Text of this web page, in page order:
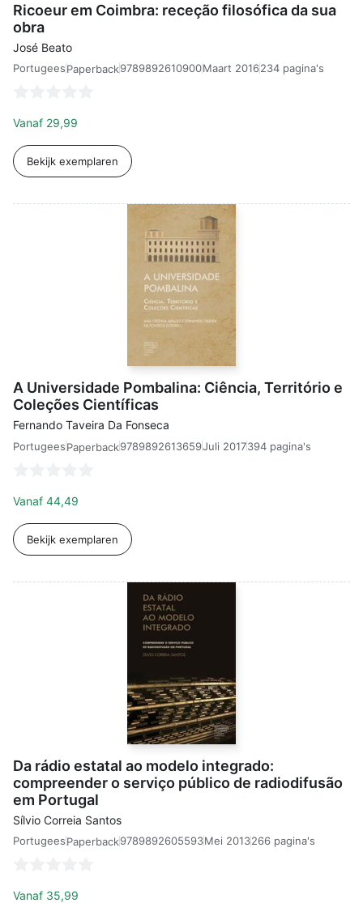
Ricoeur em Coimbra: receção filosófica da sua
obra
José Beato
PortugeesPaperback9789892610900Maart 2016234 pagina's
Vanaf 29,99
Bekijk exemplaren
A Universidade Pombalina: Ciência, Território e
Coleções Científicas
Fernando Taveira Da Fonseca
PortugeesPaperback9789892613659Juli 2017394 pagina's
Vanaf 44,49
Bekijk exemplaren
Da rádio estatal ao modelo integrado:
compreender o serviço público de radiodifusão
em Portugal
Sílvio Correia Santos
PortugeesPaperback9789892605593Mei 2013266 pagina's
Vanaf 35,99